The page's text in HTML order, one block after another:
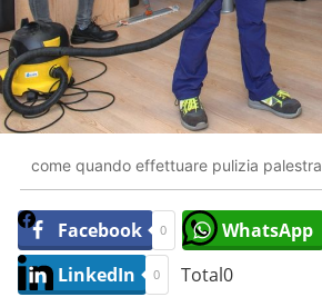
come quando effettuare pulizia palestra
Facebook 0
WhatsApp
LinkedIn
0 Total0